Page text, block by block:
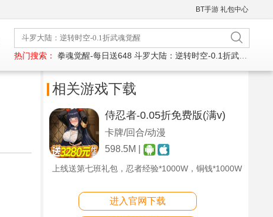
BT手游 礼包中心
热门搜索： 拳魂觉醒-每日送648 斗罗大陆：逆转时空-0.1折武魂觉醒
相关游戏下载
侍忍者-0.05折免费版(满v)
卡牌/回合/动漫
598.5M |
上线送第七班礼包，忍者经验*1000W，铜钱*1000W
进入官网下载